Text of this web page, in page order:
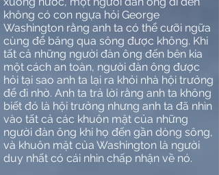
không có con ngựa hỏi George
Washington rằng anh ta có thể cưỡi ngữa
cùng để băng qua sông được không. Khi
tất cả những người đàn ông đến bên kia
một cách an toàn, người đàn ông được
hỏi tại sao anh ta lại ra khỏi nhà hội trưởng
để đi nhờ. Anh ta trả lời rằng anh ta không
biết đó là hội trưởng nhưng anh ta đã nhìn
vào tất cả các khuôn mặt của những
người đàn ông khi họ đến gần dòng sông,
và khuôn mặt của Washington là người
duy nhất có cái nhìn chấp nhận về nó.